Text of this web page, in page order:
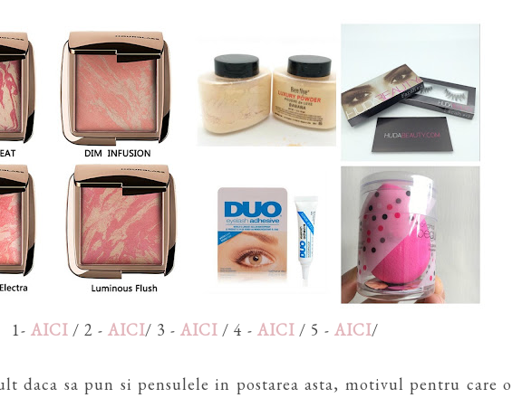
1- AICI/ 2 - AICI/ 3 - AICI/ 4 - AICI/ 5 - AICI/
daca sa pun si pensulele in postarea asta, motivul pentru care o